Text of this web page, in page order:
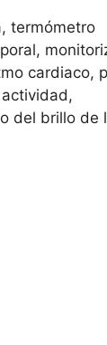
termómetro
brillo